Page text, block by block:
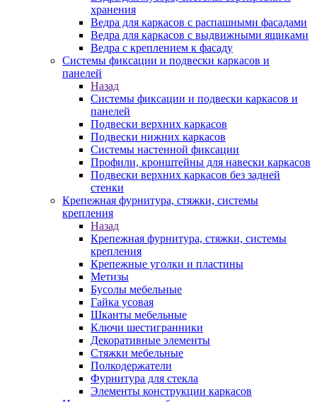
хранения
Ведра для каркасов с распашными фасадами
Ведра для каркасов с выдвижными ящиками
Ведра с креплением к фасаду
Системы фиксации и подвески каркасов и
панелей
Назад
Системы фиксации и подвески каркасов и
панелей
Подвески верхних каркасов
Подвески нижних каркасов
Системы настенной фиксации
Профили, кронштейны для навески каркасов
Подвески верхних каркасов без задней
стенки
Крепежная фурнитура, стяжки, системы
крепления
Назад
Крепежная фурнитура, стяжки, системы
крепления
Крепежные уголки и пластины
Метизы
Бусолы мебельные
Гайка усовая
Шканты мебельные
Ключи шестигранники
Декоративные элементы
Стяжки мебельные
Полкодержатели
Фурнитура для стекла
Элементы конструкции каркасов